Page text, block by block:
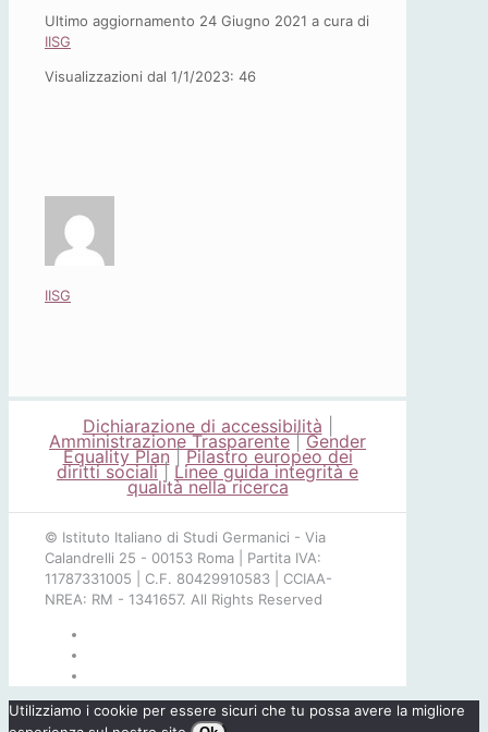
Ultimo aggiornamento 24 Giugno 2021 a cura di
IISG
Visualizzazioni dal 1/1/2023: 46
IISG
Dichiarazione di accessibilità
Amministrazione Trasparente|Gender
Equality Plan|Pilastro europeo dei
diritti sociali| Linee guida integrità e
qualità nella ricerca
© Istituto Italiano di Studi Germanici - Via
Calandrelli 25 - 00153 Roma | Partita IVA:
11787331005 | C.F. 80429910583 | CCIAA-
NREA: RM - 1341657. All Rights Reserved
Utilizziamo i cookie per essere sicuri che tu possa avere la migliore